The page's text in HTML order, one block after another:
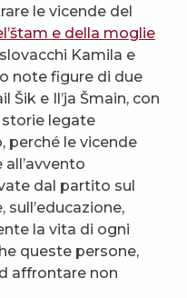
le vicende del
e della moglie
Kamila e
note figure di due
e Il’ja Šmain, con
storie legate
perché le vicende
dal partito sul
la vita di ogni
queste persone,
affrontare non